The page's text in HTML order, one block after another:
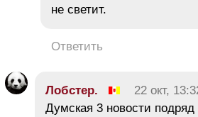
не светит.
Ответить
Лобстер. 22 окт,
Думская 3 новости подряд